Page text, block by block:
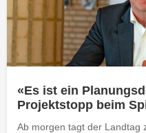
«Es ist ein
Projektstopp beim
Ab morgen tagt der Landtag